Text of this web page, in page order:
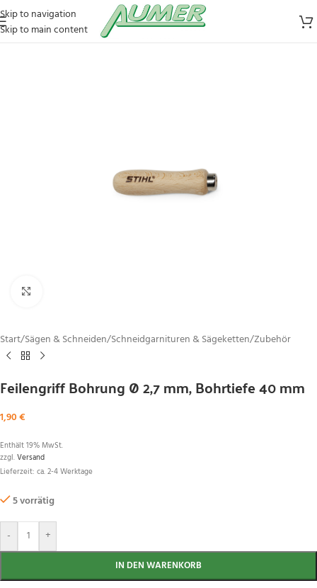
Skip to navigation
Skip to main content
Start/Sägen & Schneiden/Schneidgarnituren & Sägeketten/Zubehör
Feilengriff Bohrung Ø 2,7 mm, Bohrtiefe 40 mm
1,90€
Enthält 19% MwSt.
zzgl.Versand
Lieferzeit: ca. 2-4 Werktage
5 vorrätig
- +
IN DEN WARENKORB